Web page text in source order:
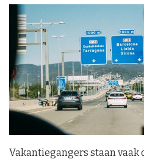
Vakantiegangers staan vaak